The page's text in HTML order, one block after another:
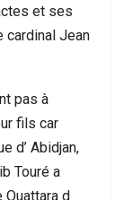
et ses
cardinal Jean
pas à
fils car
d’ Abidjan,
Touré a
d